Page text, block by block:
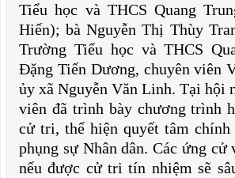
Tiểu học và THCS Quang
Hiến); bà Nguyễn Thị Thùy
Trường Tiểu học và THCS
Đặng Tiến Dương, chuyên viên
ủy xã Nguyễn Văn Linh. Tại hội
viên đã trình bày chương trình
cử tri, thể hiện quyết tâm
phụng sự Nhân dân. Các ứng cử
nếu được cử tri tín nhiệm sẽ